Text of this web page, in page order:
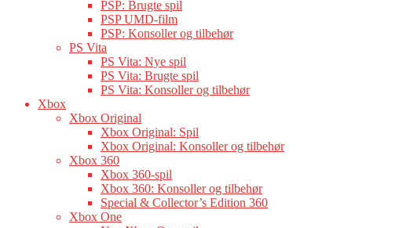
PSP: Brugte spil
PSP UMD-film
PSP: Konsoller og tilbehør
PS Vita
PS Vita: Nye spil
PS Vita: Brugte spil
PS Vita: Konsoller og tilbehør
Xbox
Xbox Original
Xbox Original: Spil
Xbox Original: Konsoller og tilbehør
Xbox 360
Xbox 360-spil
Xbox 360: Konsoller og tilbehør
Special & Collector’s Edition 360
Xbox One